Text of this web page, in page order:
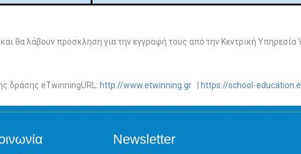
θα λάβουν πρόσκληση για την εγγραφή τους από την Κεντρική Υπηρεσία
δράσης eTwinningURL: http://www.etwinning.gr| https://school-
Newsletter